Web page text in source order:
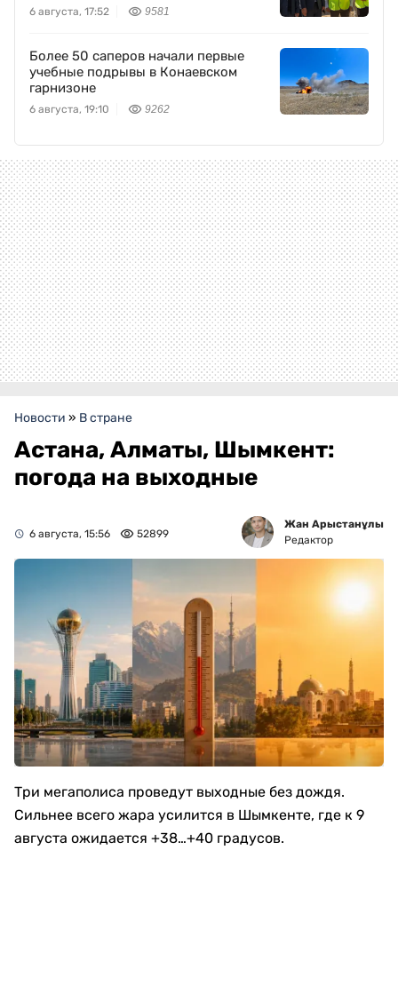
6 августа, 17:52 9581
Более 50 саперов начали первые
учебные подрывы в Конаевском
гарнизоне
6 августа, 19:10 9262
Новости » В стране
Астана, Алматы, Шымкент:
погода на выходные
6 августа, 15:56 52899
Жан Арыстанұлы
Редактор
Три мегаполиса проведут выходные без дождя.
Сильнее всего жара усилится в Шымкенте, где к 9
августа ожидается +38…+40 градусов.